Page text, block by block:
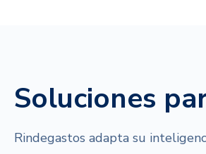
Soluciones
Rindegastos adapta su